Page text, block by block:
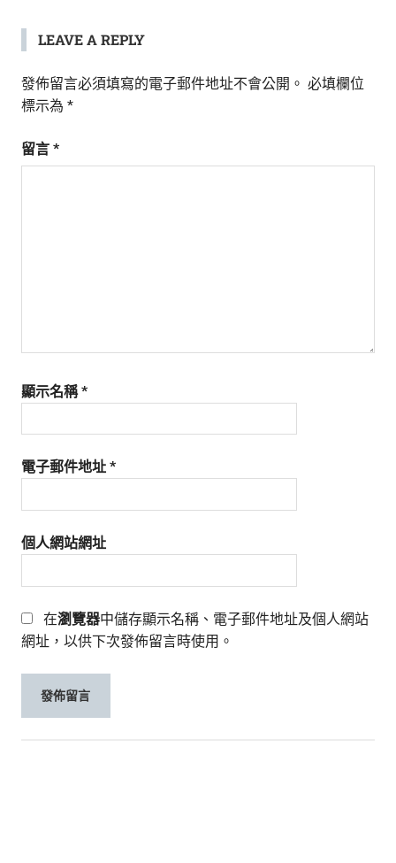
LEAVE A REPLY
發佈留言必須填寫的電子郵件地址不會公開。 必填欄位
標示為 *
留言 *
顯示名稱*
電子郵件地址 *
個人網站網址
在瀏覽器中儲存顯示名稱、電子郵件地址及個人網站
網址，以供下次發佈留言時使用。